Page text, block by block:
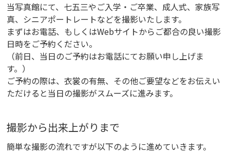
当写真館にて、七五三やご入学・ご卒業、成人式、家族写
真、シニアポートレートなどを撮影いたします。
まずはお電話、もしくはWebサイトからご都合の良い撮影
日時をご予約ください。
（前日、当日のご予約はお電話にてお願い申し上げま
す。）
ご予約の際は、衣裳の有無、その他ご要望などをお伝えい
ただけると当日の撮影がスムーズに進みます。
撮影から出来上がりまで
簡単な撮影の流れですが以下のように進めていきます。